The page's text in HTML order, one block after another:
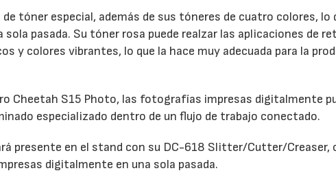
tóner especial, además de sus tóneres de cuatro colores, lo
sola pasada. Su tóner rosa puede realzar las aplicaciones de
y colores vibrantes, lo que la hace muy adecuada para la
Cheetah S15 Photo, las fotografías impresas digitalmente
especializado dentro de un flujo de trabajo conectado.
presente en el stand con su DC-618 Slitter/Cutter/Creaser,
digitalmente en una sola pasada.